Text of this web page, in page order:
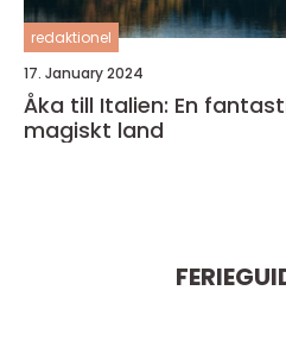
redaktionel
17. January 2024
Åka till Italien: En
magiskt land